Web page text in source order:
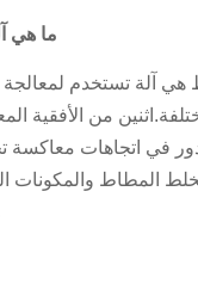
ما هي
آلة تستخدم لمعالجة
من الأفقية
في اتجاهات معاكسة
المطاط والمكونات